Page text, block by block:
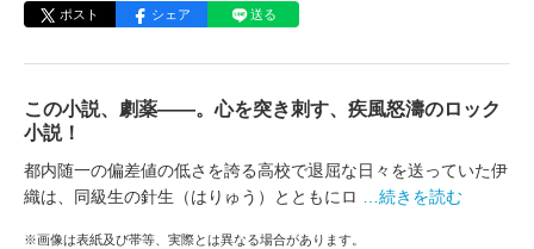
ポスト シェア 送る
この小説、劇薬――。心を突き刺す、疾風怒濤のロック
小説！
都内随一の偏差値の低さを誇る高校で退屈な日々を送っていた伊
織は、同級生の針生（はりゅう）とともにロ
…続きを読む
※画像は表紙及び帯等、実際とは異なる場合があります。